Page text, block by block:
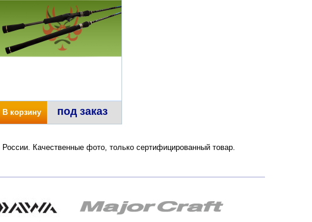
В корзину под заказ
Качественные фото, только сертифицированный товар.